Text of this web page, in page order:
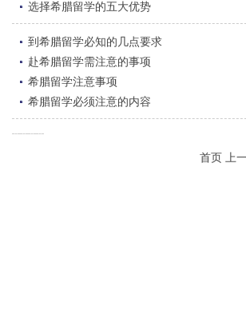
选择希腊留学的五大优势
到希腊留学必知的几点要求
赴希腊留学需注意的事项
希腊留学注意事项
希腊留学必须注意的内容
首页 上